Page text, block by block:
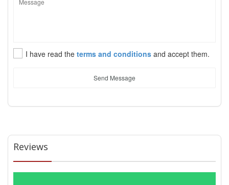
I have read the terms and conditions and accept them.
Send Message
Reviews